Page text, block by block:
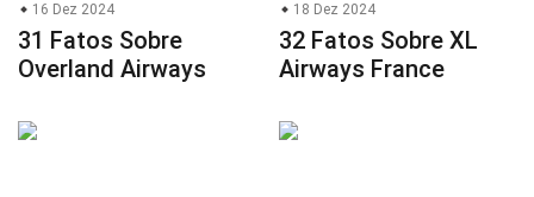
16 Dez 2024
31 Fatos Sobre
Overland Airways
18 Dez 2024
32 Fatos Sobre XL
Airways France